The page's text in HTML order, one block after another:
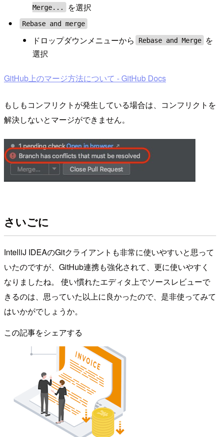
Merge...
を選択
Rebase and merge
ドロップダウンメニューから Rebase and Merge
を
選択
GitHub上のマージ方法について - GitHub Docs
もしもコンフリクトが発生している場合は、コンフリクトを
解決しないとマージができません。
さいごに
IntelliJ IDEAのGitクライアントも非常に使いやすいと思って
いたのですが、GitHub連携も強化されて、更に使いやすく
なりましたね。 使い慣れたエディタ上でソースレビューで
きるのは、思っていた以上に良かったので、是非使ってみて
はいかがでしょうか。
この記事をシェアする